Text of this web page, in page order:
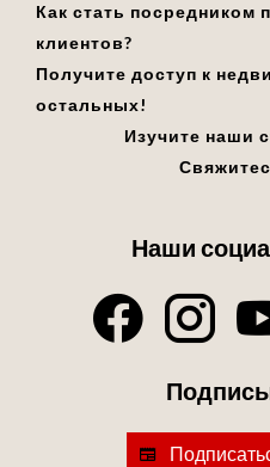
Как стать посредником
клиентов?
Получите доступ к
остальных!
Изучите наши
Наши